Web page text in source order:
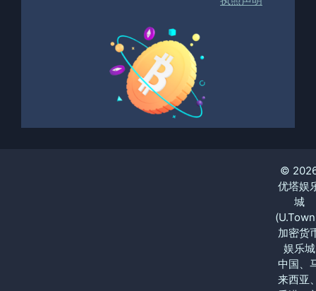
©
优塔娱
城
加密货
娱乐城
中国、
来西亚